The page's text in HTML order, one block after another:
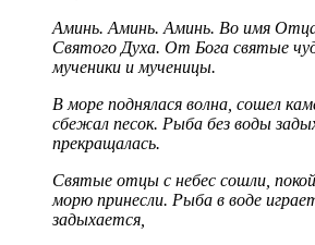
Аминь. Аминь. Аминь. Во имя
Святого Духа. От Бога святые
мученики и мученицы.
В море поднялася волна, сошел
сбежал песок. Рыба без воды
прекращалась.
Святые отцы с небес сошли,
морю принесли. Рыба в воде
задыхается,